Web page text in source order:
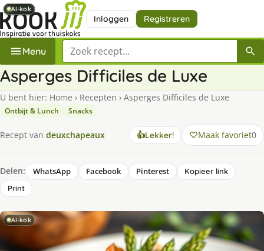
Inloggen Registreren
Menu Zoek een recept
Asperges Difficiles de Luxe
U bent hier: Home › Recepten › Asperges Difficiles de Luxe
Ontbijt & Lunch Snacks
Recept van deuxchapeaux 👍Lekker! Maak favoriet0
Delen: WhatsApp Facebook Pinterest
Kopieer link
Print
AI-kok
AI-kok
AI-kok
AI-kok
AI-kok
AI-kok